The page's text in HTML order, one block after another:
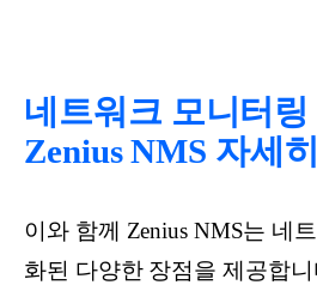
네트워크 모니터링
Zenius NMS 자세히
이와 함께 Zenius NMS는 네
화된 다양한 장점을 제공합